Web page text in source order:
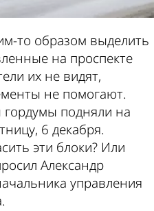
то образом выделить
на проспекте
их не видят,
не помогают.
гордумы подняли на
6 декабря.
эти блоки? Или
Александр
управления